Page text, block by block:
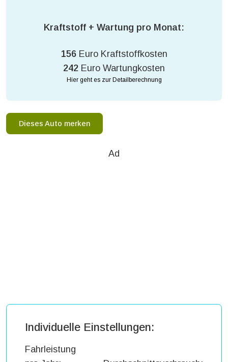
Kraftstoff + Wartung pro Monat:
156 Euro Kraftstoffkosten
242 Euro Wartungkosten
Hier geht es zur Detailberechnung
Dieses Auto merken
Ad
Individuelle Einstellungen:
Fahrleistung